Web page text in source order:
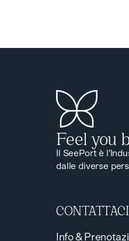
Feel you
Il SeePort è
dalle diverse
CONTATTACI
Info &